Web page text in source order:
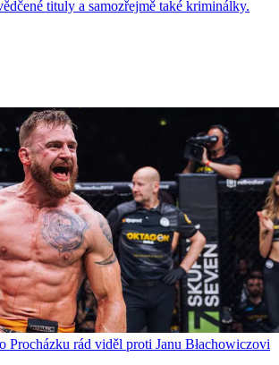
tituly a samozřejmě také kriminálky.
Procházku rád viděl proti Janu Błachowiczovi